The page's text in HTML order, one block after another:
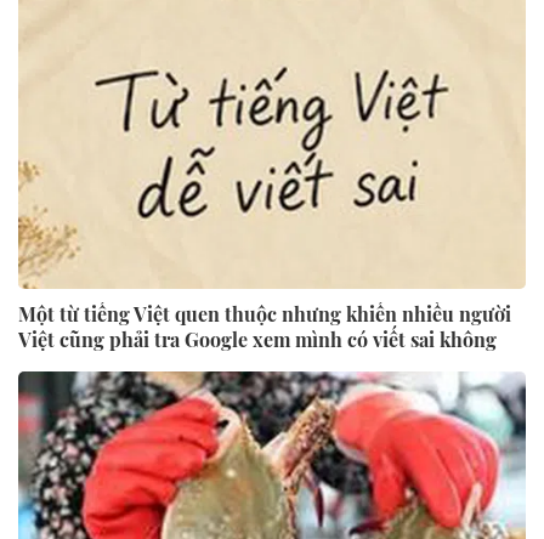
Một từ tiếng Việt quen thuộc nhưng khiến nhiều người
Việt cũng phải tra Google xem mình có viết sai không